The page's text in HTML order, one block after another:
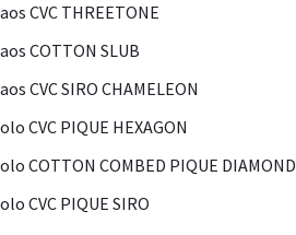
CVC THREETONE
COTTON SLUB
CVC SIRO CHAMELEON
CVC PIQUE HEXAGON
COTTON COMBED PIQUE DIAMOND
CVC PIQUE SIRO